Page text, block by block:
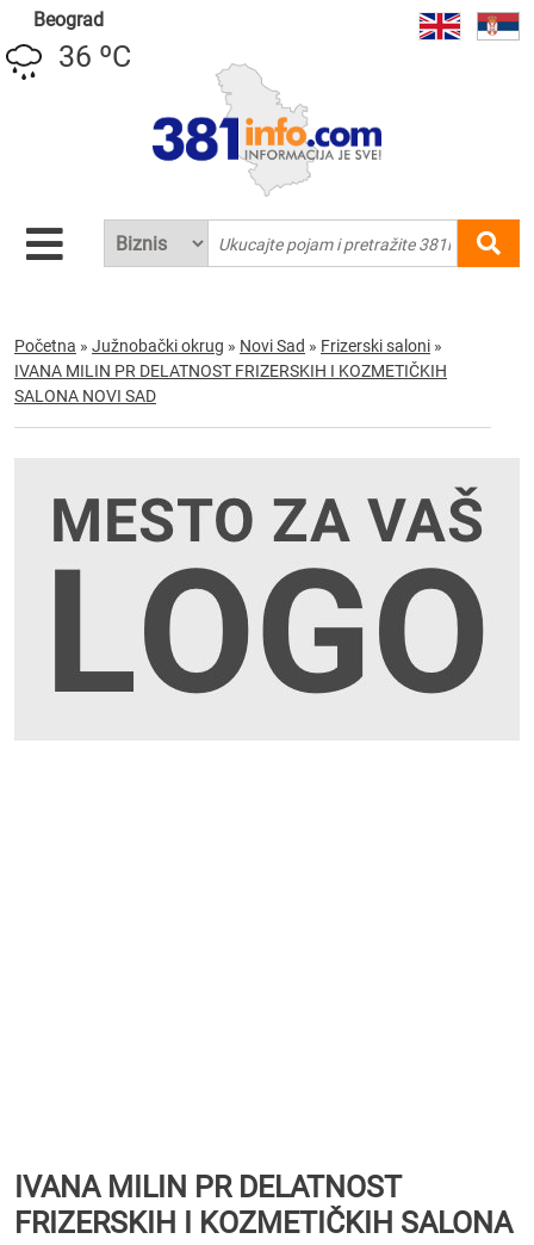
Beograd
36 ºC
Početna » Južnobački okrug » Novi Sad » Frizerski saloni »
IVANA MILIN PR DELATNOST FRIZERSKIH I KOZMETIČKIH
SALONA NOVI SAD
IVANA MILIN PR DELATNOST
FRIZERSKIH I KOZMETIČKIH SALONA